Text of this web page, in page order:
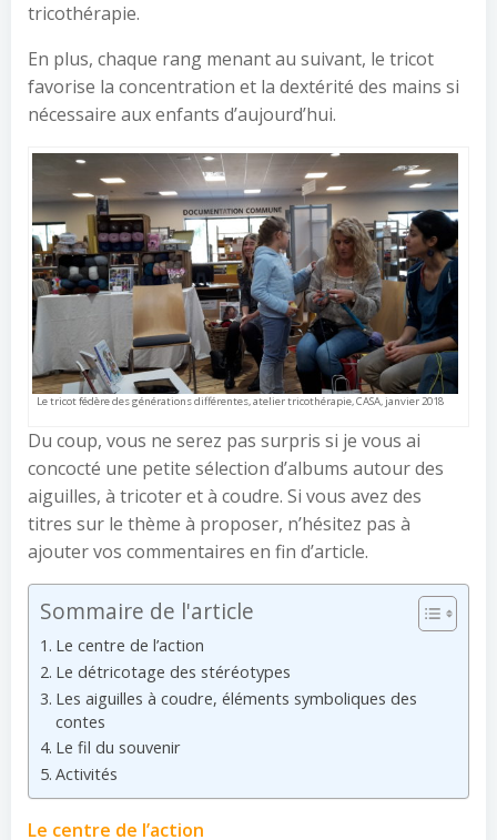
tricothérapie.
En plus, chaque rang menant au suivant, le tricot
favorise la concentration et la dextérité des mains si
nécessaire aux enfants d’aujourd’hui.
Le tricot fédère des générations différentes, atelier tricothérapie, CASA, janvier 2018
Du coup, vous ne serez pas surpris si je vous ai
concocté une petite sélection d’albums autour des
aiguilles, à tricoter et à coudre. Si vous avez des
titres sur le thème à proposer, n’hésitez pas à
ajouter vos commentaires en fin d’article.
Sommaire de l'article
Le centre de l’action
Le détricotage des stéréotypes
Les aiguilles à coudre, éléments symboliques des
contes
Le fil du souvenir
Activités
Le centre de l’action